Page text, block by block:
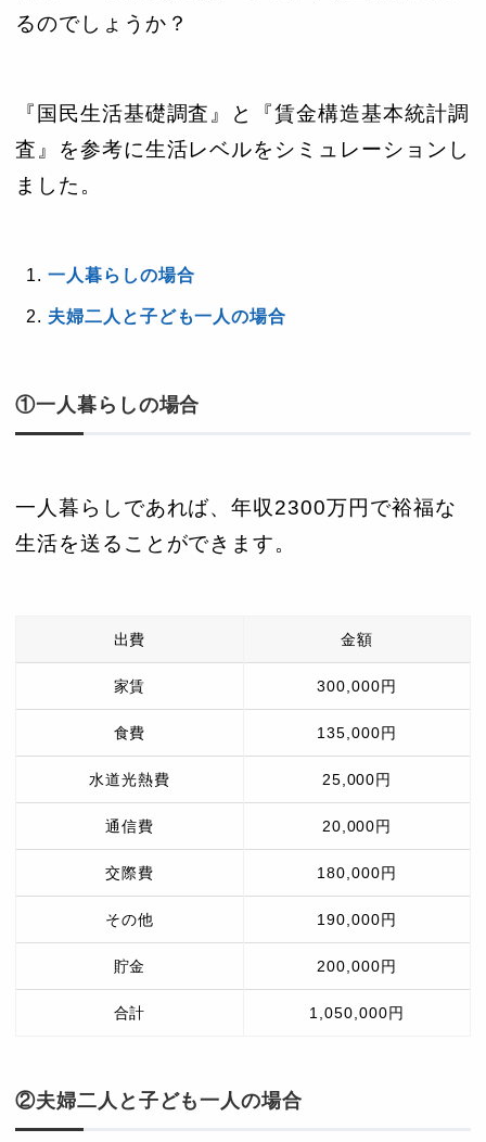
るのでしょうか？
『国民生活基礎調査』と『賃金構造基本統計調
査』を参考に生活レベルをシミュレーションし
ました。
一人暮らしの場合
夫婦二人と子ども一人の場合
①一人暮らしの場合
一人暮らしであれば、年収2300万円で裕福な
生活を送ることができます。
出費 金額
家賃 300,000円
食費 135,000円
水道光熱費 25,000円
通信費 20,000円
交際費 180,000円
その他 190,000円
貯金 200,000円
合計 1,050,000円
②夫婦二人と子ども一人の場合